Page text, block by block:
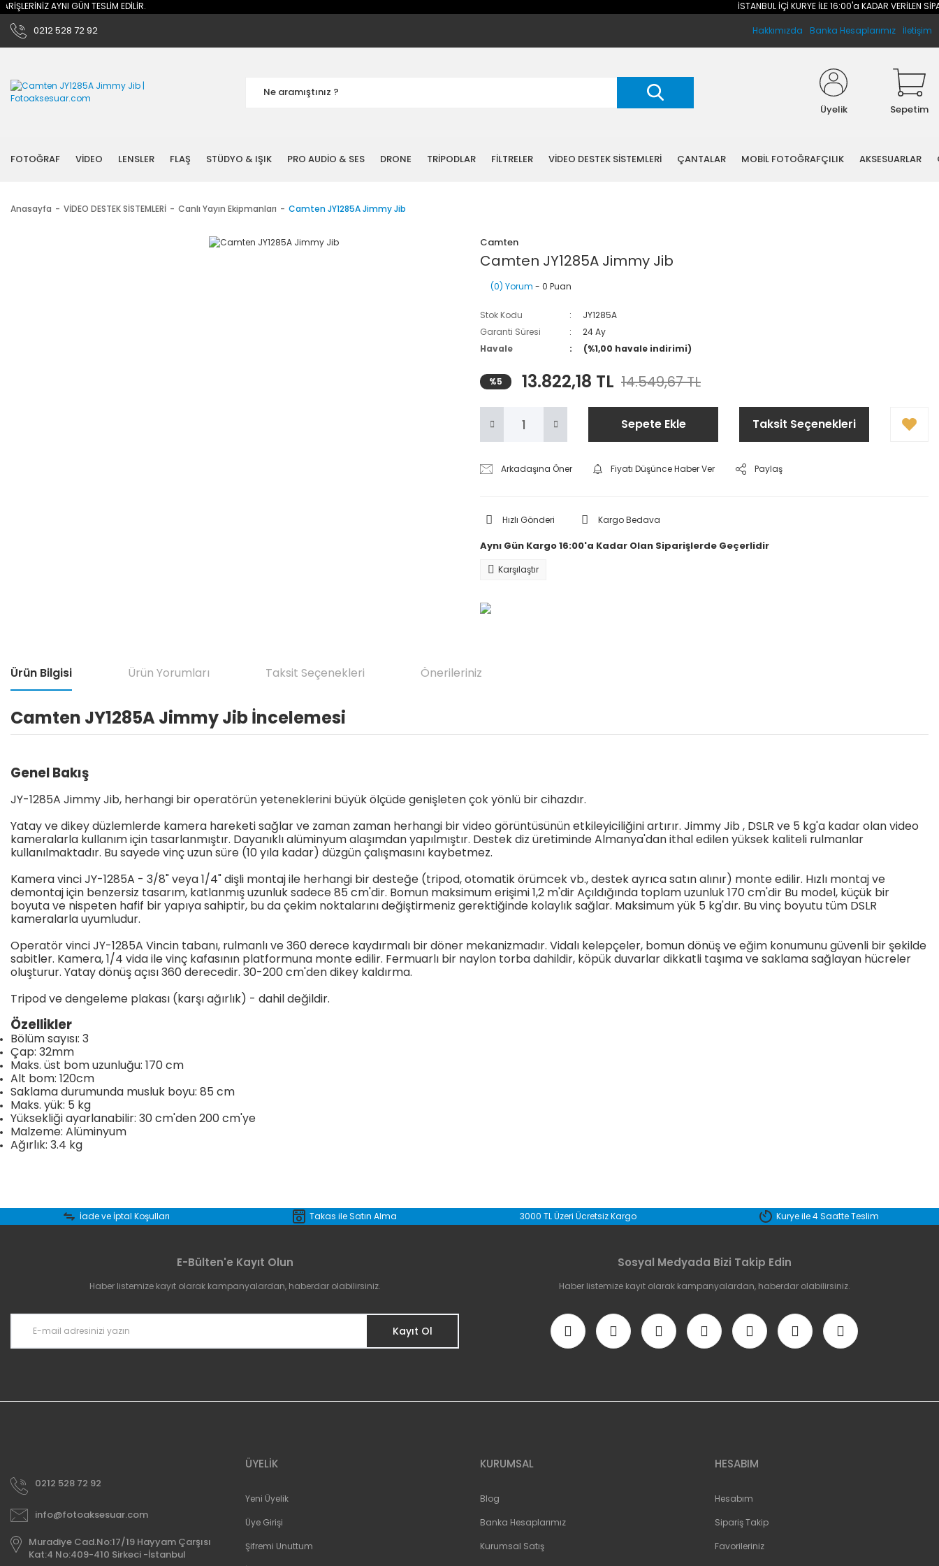
AYNI GÜN TESLİM EDİLİR. İSTANBUL İÇİ KURYE İLE 16:00'a KADAR VERİLEN
0212 528 72 92 Hakkımızda Banka Hesaplarımız İletişim
Üyelik Sepetim
FOTOĞRAF VİDEO LENSLER FLAŞ STÜDYO & IŞIK PRO AUDİO & SES DRONE TRİPODLAR FİLTRELER VİDEO DESTEK SİSTEMLERİ ÇANTALAR MOBİL FOTOĞRAFÇILIK AKSESUARLAR
Anasayfa VİDEO DESTEK SİSTEMLERİ Canlı Yayın Ekipmanları Camten JY1285A Jimmy Jib
Camten
Camten JY1285A Jimmy Jib
(0) Yorum - 0 Puan
Stok Kodu
JY1285A
Garanti Süresi
24 Ay
Havale
(%1,00 havale indirimi)
%5 13.822,18 TL 14.549,67 TL
Sepete Ekle Taksit Seçenekleri
Arkadaşına Öner Fiyatı Düşünce Haber Ver Paylaş
Hızlı Gönderi Kargo Bedava
Aynı Gün Kargo 16:00'a Kadar Olan Siparişlerde Geçerlidir
Karşılaştır
Ürün Bilgisi Ürün Yorumları Taksit Seçenekleri Önerileriniz
Camten JY1285A Jimmy Jib İncelemesi
Genel Bakış
JY-1285A Jimmy Jib, herhangi bir operatörün yeteneklerini büyük ölçüde genişleten çok yönlü bir cihazdır.
Yatay ve dikey düzlemlerde kamera hareketi sağlar ve zaman zaman herhangi bir video görüntüsünün etkileyiciliğini artırır. Jimmy Jib , DSLR ve 5 kg'a kadar olan video
kameralarla kullanım için tasarlanmıştır. Dayanıklı alüminyum alaşımdan yapılmıştır. Destek diz üretiminde Almanya'dan ithal edilen yüksek kaliteli rulmanlar
kullanılmaktadır. Bu sayede vinç uzun süre (10 yıla kadar) düzgün çalışmasını kaybetmez.
Kamera vinci JY-1285A - 3/8" veya 1/4" dişli montaj ile herhangi bir desteğe (tripod, otomatik örümcek vb., destek ayrıca satın alınır) monte edilir. Hızlı montaj ve
demontaj için benzersiz tasarım, katlanmış uzunluk sadece 85 cm'dir. Bomun maksimum erişimi 1,2 m'dir Açıldığında toplam uzunluk 170 cm'dir Bu model, küçük bir
boyuta ve nispeten hafif bir yapıya sahiptir, bu da çekim noktalarını değiştirmeniz gerektiğinde kolaylık sağlar. Maksimum yük 5 kg'dır. Bu vinç boyutu tüm DSLR
kameralarla uyumludur.
Operatör vinci JY-1285A Vincin tabanı, rulmanlı ve 360 ​​derece kaydırmalı bir döner mekanizmadır. Vidalı kelepçeler, bomun dönüş ve eğim konumunu güvenli bir şekilde
sabitler. Kamera, 1/4 vida ile vinç kafasının platformuna monte edilir. Fermuarlı bir naylon torba dahildir, köpük duvarlar dikkatli taşıma ve saklama sağlayan hücreler
oluşturur. Yatay dönüş açısı 360 derecedir. 30-200 cm'den dikey kaldırma.
Tripod ve dengeleme plakası (karşı ağırlık) - dahil değildir.
Özellikler
Bölüm sayısı: 3
Çap: 32mm
Maks. üst bom uzunluğu: 170 cm
Alt bom: 120cm
Saklama durumunda musluk boyu: 85 cm
Maks. yük: 5 kg
Yüksekliği ayarlanabilir: 30 cm'den 200 cm'ye
Malzeme: Alüminyum
Ağırlık: 3.4 kg
Bu ürüne ilk yorumu siz yapın!
Görüş ve önerileriniz için teşekkür ederiz.
Ürün açıklamasında eksik bilgiler bulunuyor.
Ürün bilgilerinde hatalar bulunuyor.
Bu ürüne benzer farklı alternatifler olmalı.
İade ve İptal Koşulları Takas ile Satın Alma 3000 TL Üzeri Ücretsiz Kargo Kurye ile 4 Saatte Teslim
E-Bülten'e Kayıt Olun
Haber listemize kayıt olarak kampanyalardan, haberdar olabilirsiniz.
Kayıt Ol
Sosyal Medyada Bizi Takip Edin
Haber listemize kayıt olarak kampanyalardan, haberdar olabilirsiniz.
0212 528 72 92
info@fotoaksesuar.com
Muradiye Cad.No:17/19 Hayyam Çarşısı
Kat:4 No:409-410 Sirkeci -İstanbul
ÜYELİK
Yeni Üyelik
Üye Girişi
Şifremi Unuttum
KURUMSAL
Blog
Banka Hesaplarımız
Kurumsal Satış
HESABIM
Hesabım
Sipariş Takip
Favorileriniz